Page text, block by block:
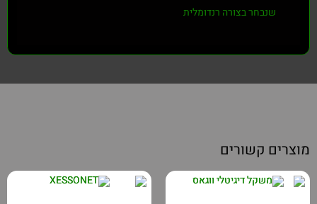
שנבחר בצורה רנדומלית
מוצרים קשורים